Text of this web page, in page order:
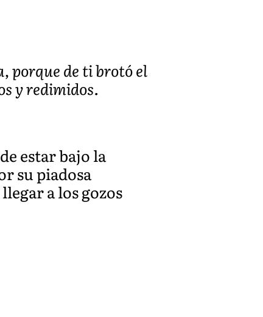
porque de ti brotó el
y redimidos.
estar bajo la
su piadosa
a los gozos